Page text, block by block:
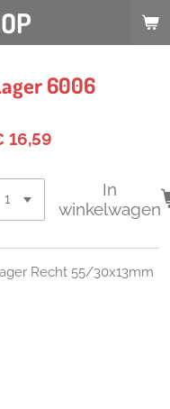
6006
16,59
In
winkelwagen
Recht 55/30x13mm